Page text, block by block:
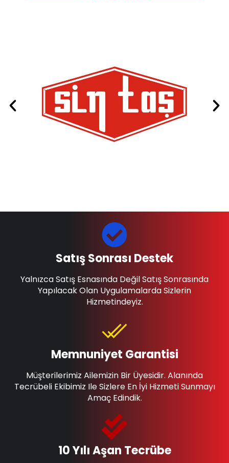
10 Yılı Aşan Tecrübe
Memnuniyet Garantisi
Müşterilerimiz Ailemizin Bir Üyesidir. Alanında
Tecrübeli Ekibimiz Ile Sizlere En İyi Hizmeti Sunmayı
Amaç Edindik.
Satış Sonrası Destek
Yalnızca Satış Esnasında Değil Satış Sonrasında
Yapılacak Olan Uygulamalarda Sizlerin
Hizmetindeyiz.